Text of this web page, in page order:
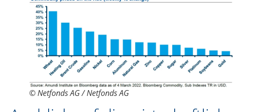
© Netfonds AG / Netfonds AG